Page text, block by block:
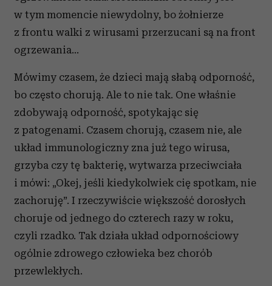
w tym momencie niewydolny, bo żołnierze
z frontu walki z wirusami przerzucani są na front
ogrzewania…
Mówimy czasem, że dzieci mają słabą odporność,
bo często chorują. Ale to nie tak. One właśnie
zdobywają odporność, spotykając się
z patogenami. Czasem chorują, czasem nie, ale
układ immunologiczny zna już tego wirusa,
grzyba czy tę bakterię, wytwarza przeciwciała
i mówi: „Okej, jeśli kiedykolwiek cię spotkam, nie
zachoruję”. I rzeczywiście większość dorosłych
choruje od jednego do czterech razy w roku,
czyli rzadko. Tak działa układ odpornościowy
ogólnie zdrowego człowieka bez chorób
przewlekłych.